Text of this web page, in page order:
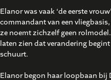
Elanor was vaak ‘de eerste
commandant van een
ze noemt zichzelf geen
laten zien dat verandering
schuurt.
Elanor begon haar loopbaan bij